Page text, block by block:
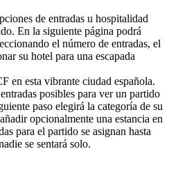
de entradas u hospitalidad
En la siguiente página podrá
el número de entradas, el
su hotel para una escapada
en esta vibrante ciudad española.
posibles para ver un partido
paso elegirá la categoría de su
opcionalmente una estancia en
para el partido se asignan hasta
se sentará solo.